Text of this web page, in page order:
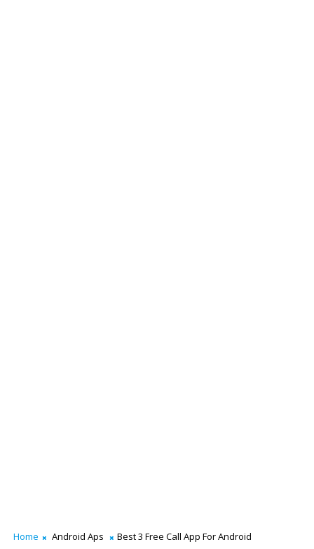
Home Android Aps Best 3 Free Call App For Android